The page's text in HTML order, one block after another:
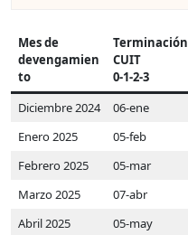
Mes de
devengamien
to
Terminación
CUIT
0-1-2-3
Diciembre 2024
06-ene
Enero 2025
05-feb
Febrero 2025
05-mar
Marzo 2025
07-abr
Abril 2025
05-may